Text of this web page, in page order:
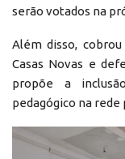
serão votados na
Além disso,
Casas Novas e
propõe a
pedagógico na rede